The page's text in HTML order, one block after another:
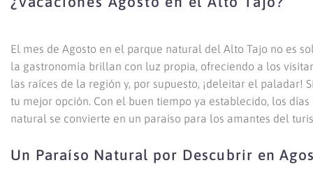
El mes de Agosto en el parque natural del Alto Tajo no es
la gastronomía brillan con luz propia, ofreciendo a los
las raíces de la región y, por supuesto, ¡deleitar el paladar!
tu mejor opción. Con el buen tiempo ya establecido, los
natural se convierte en un paraíso para los amantes del
Un Paraíso Natural por Descubrir en